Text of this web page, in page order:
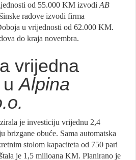
od 55.000 KM izvodiAB
radove izvodi firma
u vrijednosti od 62.000 KM.
do kraja novembra.
vrijedna
uAlpina
je investiciju vrijednu 2,4
obuće. Sama automatska
stolom kapaciteta od 750 pari
je 1,5 milioana KM. Planirano je